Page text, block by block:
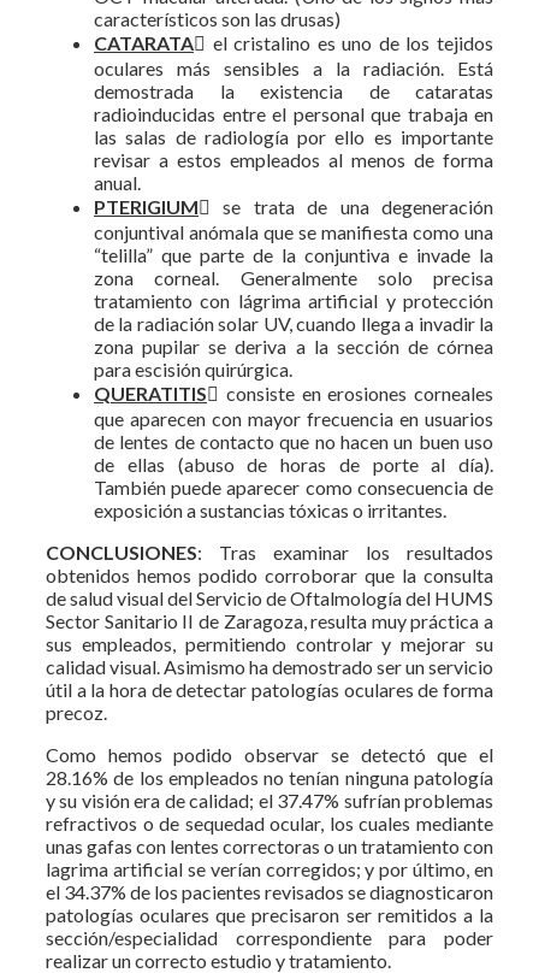
característicos son las drusas)
CATARATA el cristalino es uno de los tejidos
oculares más sensibles a la radiación. Está
demostrada la existencia de cataratas
radioinducidas entre el personal que trabaja en
las salas de radiología por ello es importante
revisar a estos empleados al menos de forma
anual.
PTERIGIUM se trata de una degeneración
conjuntival anómala que se manifiesta como una
“telilla” que parte de la conjuntiva e invade la
zona corneal. Generalmente solo precisa
tratamiento con lágrima artificial y protección
de la radiación solar UV, cuando llega a invadir la
zona pupilar se deriva a la sección de córnea
para escisión quirúrgica.
QUERATITIS consiste en erosiones corneales
que aparecen con mayor frecuencia en usuarios
de lentes de contacto que no hacen un buen uso
de ellas (abuso de horas de porte al día).
También puede aparecer como consecuencia de
exposición a sustancias tóxicas o irritantes.
CONCLUSIONES: Tras examinar los resultados
obtenidos hemos podido corroborar que la consulta
de salud visual del Servicio de Oftalmología del HUMS
Sector Sanitario II de Zaragoza, resulta muy práctica a
sus empleados, permitiendo controlar y mejorar su
calidad visual. Asimismo ha demostrado ser un servicio
útil a la hora de detectar patologías oculares de forma
precoz.
Como hemos podido observar se detectó que el
28.16% de los empleados no tenían ninguna patología
y su visión era de calidad; el 37.47% sufrían problemas
refractivos o de sequedad ocular, los cuales mediante
unas gafas con lentes correctoras o un tratamiento con
lagrima artificial se verían corregidos; y por último, en
el 34.37% de los pacientes revisados se diagnosticaron
patologías oculares que precisaron ser remitidos a la
sección/especialidad correspondiente para poder
realizar un correcto estudio y tratamiento.